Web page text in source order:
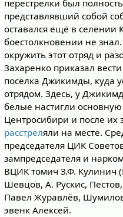
перестрелки был
представлявший собой
оставался ещё в селении
боестолкновении не
окружить этот отряд и
Захаренко приказал
посёлка Джикимды, куда
отрядом. Здесь, у
белые настигли основную
Центросибири и после их
расстреляли на месте.
председателя ЦИК
зампредседателя и
ВЦИК томич З.Ф. Кулинич
Шевцов, А. Рускис,
Павел Журавлёв,
эвенк Алексей.